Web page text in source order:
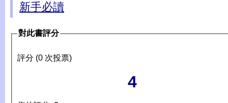
新手必讀
對此書評分
評分 (0 次投票)
4